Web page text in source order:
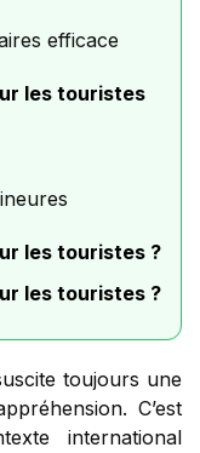
efficace
les touristes
les touristes ?
les touristes ?
toujours une
C’est
international